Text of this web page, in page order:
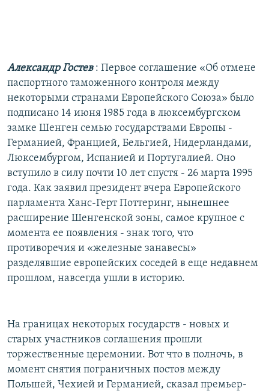
Александр Гостев : Первое соглашение «Об отмене
паспортного таможенного контроля между
некоторыми странами Европейского Союза» было
подписано 14 июня 1985 года в люксембургском
замке Шенген семью государствами Европы -
Германией, Францией, Бельгией, Нидерландами,
Люксембургом, Испанией и Португалией. Оно
вступило в силу почти 10 лет спустя - 26 марта 1995
года. Как заявил президент вчера Европейского
парламента Ханс-Герт Поттеринг, нынешнее
расширение Шенгенской зоны, самое крупное с
момента ее появления - знак того, что
противоречия и «железные занавесы»
разделявшие европейских соседей в еще недавнем
прошлом, навсегда ушли в историю.
На границах некоторых государств - новых и
старых участников соглашения прошли
торжественные церемонии. Вот что в полночь, в
момент снятия пограничных постов между
Польшей, Чехией и Германией, сказал премьер-